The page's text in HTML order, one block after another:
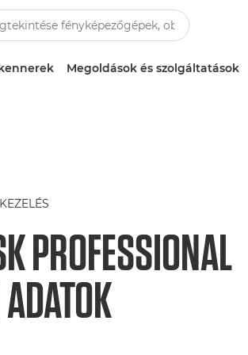
Megoldások és szolgáltatások
PROFESSIONAL